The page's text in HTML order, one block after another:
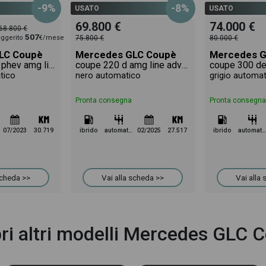
-9%
€
507€/mese
Coupè
07/2023 30.719
>>
USATO -8%
69.800 €
75.800 €
Mercedes GLC Coupè
nero automatico
Pronta consegna
ibrido automatico 02/2025 27.517
Vai alla scheda >>
USATO
74.000 €
80.000 €
Mercedes
grigio
Pronta consegna
ibrido automatico
Vai alla
altri modelli Mercedes GLC